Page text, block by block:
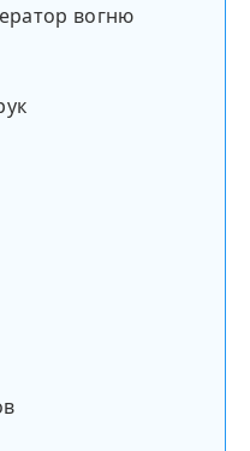
вогню